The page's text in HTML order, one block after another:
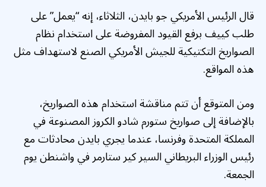
قال الرئيس الأمريكي جو بايدن، الثلاثاء، إنه “يعمل” على
طلب كييف برفع القيود المفروضة على استخدام نظام
الصواريخ التكتيكية للجيش الأمريكي الصنع لاستهداف مثل
هذه المواقع.
ومن المتوقع أن تتم مناقشة استخدام هذه الصواريخ،
بالإضافة إلى صواريخ ستورم شادو الكروز المصنوعة في
المملكة المتحدة وفرنسا، عندما يجري بايدن محادثات مع
رئيس الوزراء البريطاني السير كير ستارمر في واشنطن يوم
الجمعة.